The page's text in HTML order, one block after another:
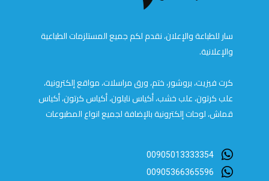
سار للطباعة والإعلان، نقدم لكم جميع المستلزمات الطباعية
والإعلانية.
كرت فيزيت، بروشور، ختم، ورق مراسلات، مواقع إلكترونية،
علب كرتون، علب خشب، أكياس نايلون، أكياس كرتون، أكياس
قماش، لوحات إلكترونية بالإضافة لجميع انواع المطبوعات
00905013333354
00905366365596